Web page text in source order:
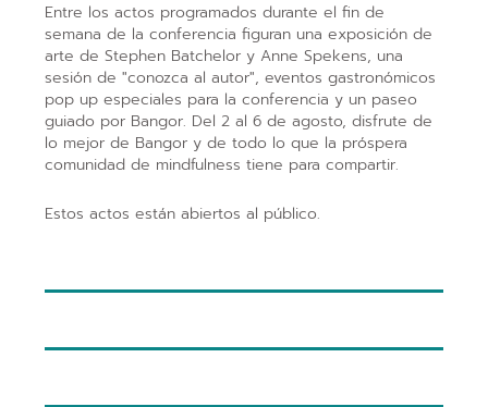
Entre los actos programados durante el fin de
semana de la conferencia figuran una exposición de
arte de Stephen Batchelor y Anne Spekens, una
sesión de "conozca al autor", eventos gastronómicos
pop up especiales para la conferencia y un paseo
guiado por Bangor. Del 2 al 6 de agosto, disfrute de
lo mejor de Bangor y de todo lo que la próspera
comunidad de mindfulness tiene para compartir.
Estos actos están abiertos al público.